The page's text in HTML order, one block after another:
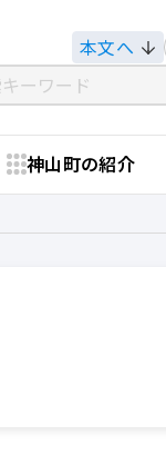
本文へ
神山町の紹介